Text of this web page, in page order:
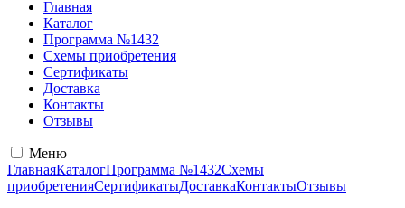
Главная
Каталог
Программа №1432
Схемы приобретения
Сертификаты
Доставка
Контакты
Отзывы
Меню
ГлавнаяКаталогПрограмма №1432Схемы
приобретенияСертификатыДоставкаКонтактыОтзывы